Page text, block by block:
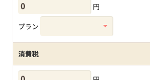
円
プラン
消費税